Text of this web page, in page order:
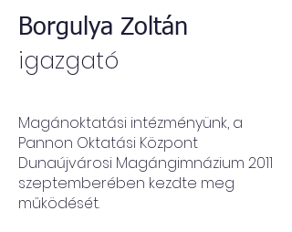
Borgulya Zoltán
igazgató
Magánoktatási intézményünk, a
Pannon Oktatási Központ
Dunaújvárosi Magángimnázium 2011
szeptemberében kezdte meg
működését.